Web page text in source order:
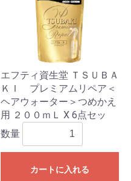
エフティ資生堂 ＴＳＵＢＡ
ＫＩ プレミアムリペア＜
ヘアウォーター＞つめかえ
用 ２００ｍＬ X 6点セッ
数量
カートに入れる